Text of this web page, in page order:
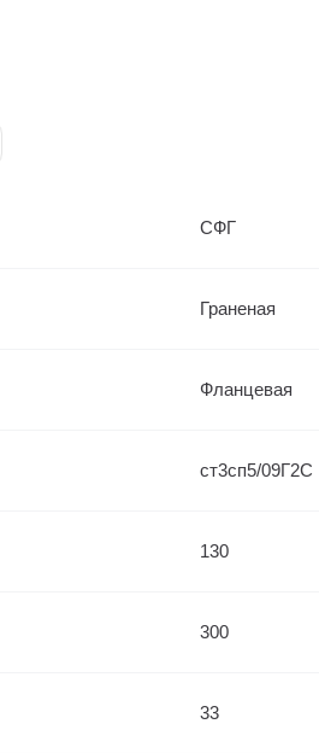
СФГ
Граненая
Фланцевая
ст3сп5/09Г2С
130
300
33